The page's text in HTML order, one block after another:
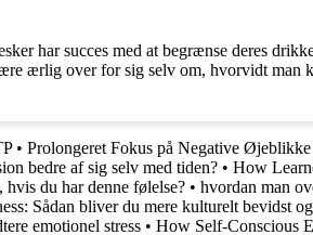
har succes med at begrænse deres
ærlig over for sig selv om, hvorvidt man
• Prolongeret Fokus på Negative
bedre af sig selv med tiden? • How
du har denne følelse? • hvordan man
Sådan bliver du mere kulturelt bevidst
emotionel stress • How Self-Conscious